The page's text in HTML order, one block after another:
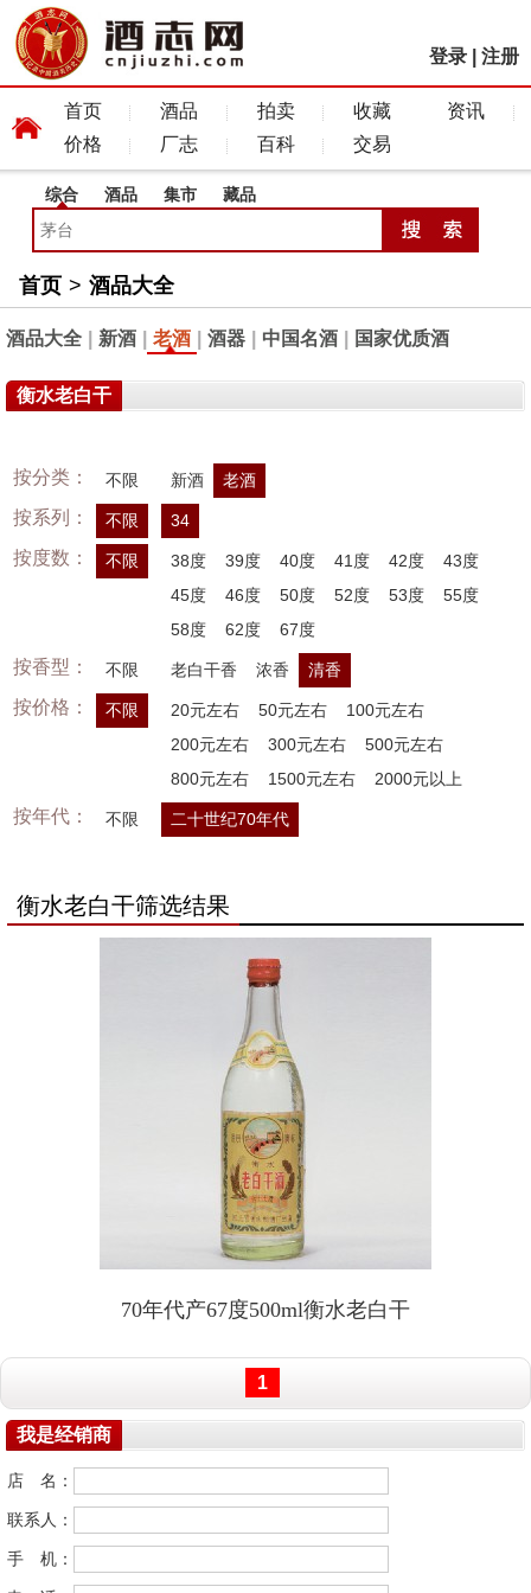
登录 注册
首页 酒品 拍卖 收藏
资讯
价格
厂志 百科 交易
综合 酒品 集市 藏品
首页 > 酒品大全
酒品大全 新酒 老酒 酒器 中国名酒 国家优质酒
衡水老白干
按分类： 不限 新酒 老酒
按系列： 不限 34
按度数： 不限 38度 39度 40度 41度 42度
43度
45度
46度 50度 52度 53度
55度
58度
62度 67度
按香型： 不限 老白干香 浓香 清香
按价格： 不限 20元左右 50元左右
100元左右
200元左右
300元左右
500元左右
800元左右
1500元左右 2000元以上
按年代： 不限 二十世纪70年代
衡水老白干筛选结果
70年代产67度500ml衡水老白干
1
我是经销商
店 名：
联系人：
手 机：